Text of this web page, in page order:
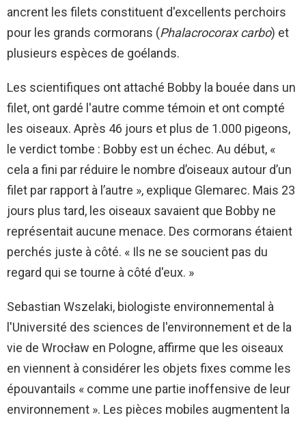
ancrent les filets constituent d'excellents perchoirs
pour les grands cormorans (Phalacrocorax carbo) et
plusieurs espèces de goélands.
Les scientifiques ont attaché Bobby la bouée dans un
filet, ont gardé l'autre comme témoin et ont compté
les oiseaux. Après 46 jours et plus de 1.000 pigeons,
le verdict tombe : Bobby est un échec. Au début, «
cela a fini par réduire le nombre d’oiseaux autour d’un
filet par rapport à l’autre », explique Glemarec. Mais 23
jours plus tard, les oiseaux savaient que Bobby ne
représentait aucune menace. Des cormorans étaient
perchés juste à côté. « Ils ne se soucient pas du
regard qui se tourne à côté d'eux. »
Sebastian Wszelaki, biologiste environnemental à
l'Université des sciences de l'environnement et de la
vie de Wrocław en Pologne, affirme que les oiseaux
en viennent à considérer les objets fixes comme les
épouvantails « comme une partie inoffensive de leur
environnement ». Les pièces mobiles augmentent la